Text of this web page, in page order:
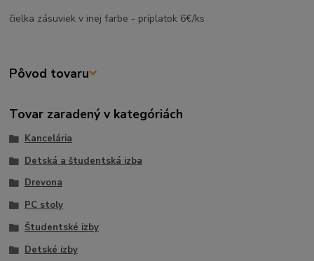
čielka zásuviek v inej farbe - príplatok 6€/ks
Pôvod tovaru
Tovar zaradený v kategóriách
Kancelária
Detská a študentská izba
Drevona
PC stoly
Študentské izby
Detské izby